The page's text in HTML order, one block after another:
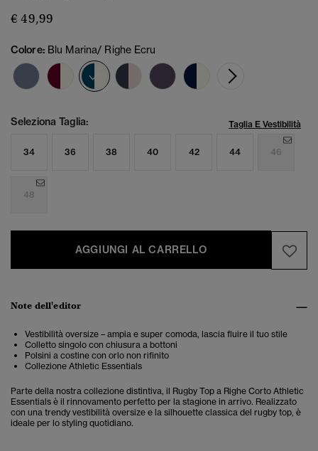
€ 49,99
Colore: Blu Marina/ Righe Ecru
selezionato
Seleziona Taglia: Taglia E Vestibilità
34 36 38 40 42 44 46
48
AGGIUNGI AL CARRELLO
Note dell'editor
Vestibilità oversize – ampia e super comoda, lascia fluire il tuo stile
Colletto singolo con chiusura a bottoni
Polsini a costine con orlo non rifinito
Collezione Athletic Essentials
Parte della nostra collezione distintiva, il Rugby Top a Righe Corto Athletic
Essentials è il rinnovamento perfetto per la stagione in arrivo. Realizzato
con una trendy vestibilità oversize e la silhouette classica del rugby top, è
ideale per lo styling quotidiano.